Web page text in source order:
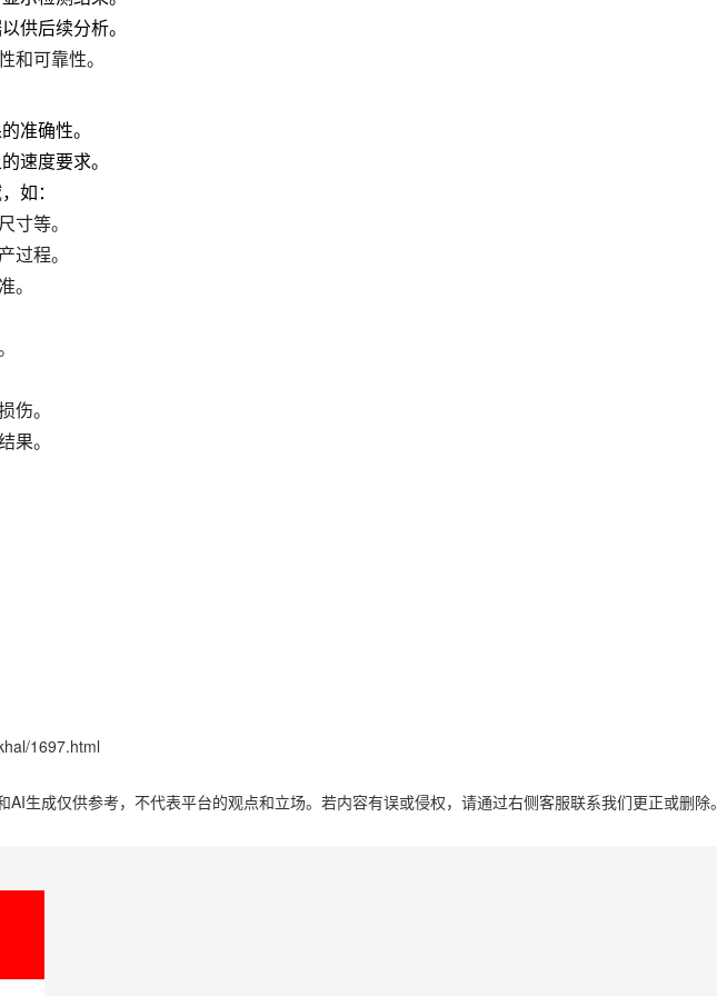
供后续分析。
和可靠性。
准确性。
速度要求。
如：
寸等。
过程。
。
伤。
果。
1697.html
生成仅供参考，不代表平台的观点和立场。若内容有误或侵权，请通过右侧客服联系我们更正或删除。